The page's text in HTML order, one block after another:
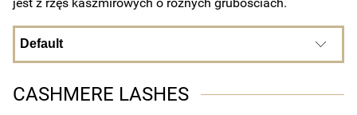
CASHMERE LASHES